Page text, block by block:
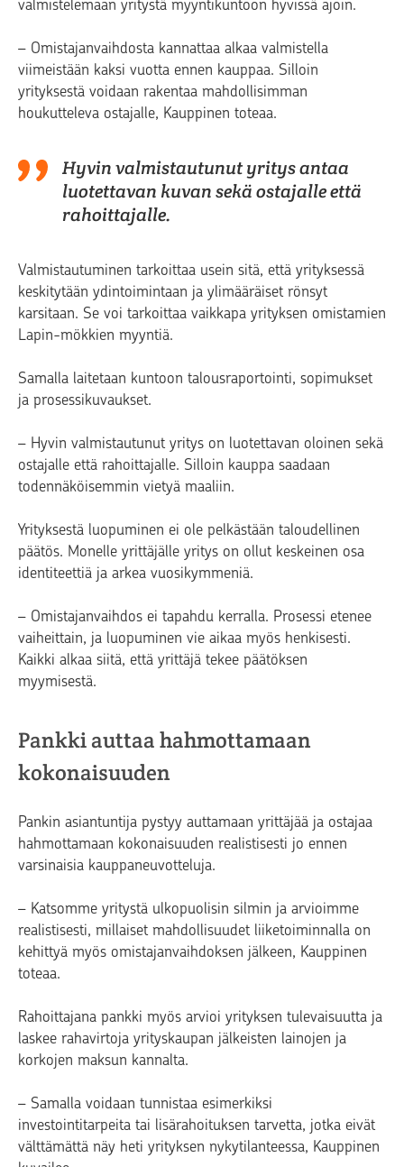
valmistelemaan yritystä myyntikuntoon hyvissä ajoin.
– Omistajanvaihdosta kannattaa alkaa valmistella
viimeistään kaksi vuotta ennen kauppaa. Silloin
yrityksestä voidaan rakentaa mahdollisimman
houkutteleva ostajalle, Kauppinen toteaa.
Hyvin valmistautunut yritys antaa
luotettavan kuvan sekä ostajalle että
rahoittajalle.
Valmistautuminen tarkoittaa usein sitä, että yrityksessä
keskitytään ydintoimintaan ja ylimääräiset rönsyt
karsitaan. Se voi tarkoittaa vaikkapa yrityksen omistamien
Lapin-mökkien myyntiä.
Samalla laitetaan kuntoon talousraportointi, sopimukset
ja prosessikuvaukset.
– Hyvin valmistautunut yritys on luotettavan oloinen sekä
ostajalle että rahoittajalle. Silloin kauppa saadaan
todennäköisemmin vietyä maaliin.
Yrityksestä luopuminen ei ole pelkästään taloudellinen
päätös. Monelle yrittäjälle yritys on ollut keskeinen osa
identiteettiä ja arkea vuosikymmeniä.
– Omistajanvaihdos ei tapahdu kerralla. Prosessi etenee
vaiheittain, ja luopuminen vie aikaa myös henkisesti.
Kaikki alkaa siitä, että yrittäjä tekee päätöksen
myymisestä.
Pankki auttaa hahmottamaan
kokonaisuuden
Pankin asiantuntija pystyy auttamaan yrittäjää ja ostajaa
hahmottamaan kokonaisuuden realistisesti jo ennen
varsinaisia kauppaneuvotteluja.
– Katsomme yritystä ulkopuolisin silmin ja arvioimme
realistisesti, millaiset mahdollisuudet liiketoiminnalla on
kehittyä myös omistajanvaihdoksen jälkeen, Kauppinen
toteaa.
Rahoittajana pankki myös arvioi yrityksen tulevaisuutta ja
laskee rahavirtoja yrityskaupan jälkeisten lainojen ja
korkojen maksun kannalta.
– Samalla voidaan tunnistaa esimerkiksi
investointitarpeita tai lisärahoituksen tarvetta, jotka eivät
välttämättä näy heti yrityksen nykytilanteessa, Kauppinen